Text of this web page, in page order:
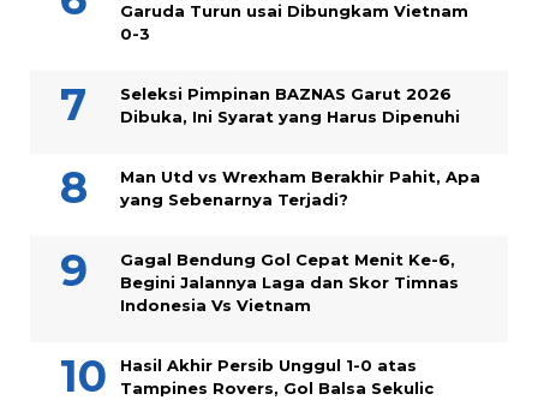
Garuda Turun usai Dibungkam Vietnam
0-3
Seleksi Pimpinan BAZNAS Garut 2026
Dibuka, Ini Syarat yang Harus Dipenuhi
Man Utd vs Wrexham Berakhir Pahit, Apa
yang Sebenarnya Terjadi?
Gagal Bendung Gol Cepat Menit Ke-6,
Begini Jalannya Laga dan Skor Timnas
Indonesia Vs Vietnam
Hasil Akhir Persib Unggul 1-0 atas
Tampines Rovers, Gol Balsa Sekulic